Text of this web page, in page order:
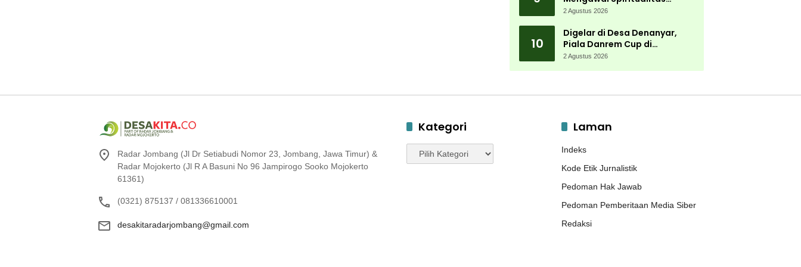
Muktamar NU
2 Agustus 2026
10
Digelar di Desa Denanyar,
Piala Danrem Cup di
Jombang Fokus Cetak Bibit
2 Agustus 2026
Radar Jombang (Jl Dr Setiabudi Nomor 23, Jombang, Jawa Timur) &
Radar Mojokerto (Jl R A Basuni No 96 Jampirogo Sooko Mojokerto
61361)
(0321) 875137 / 081336610001
desakitaradarjombang@gmail.com
Kategori
Kategori
Laman
Indeks
Kode Etik Jurnalistik
Pedoman Hak Jawab
Pedoman Pemberitaan Media Siber
Redaksi